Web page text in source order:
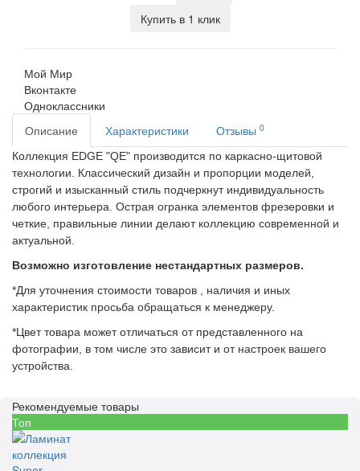
Купить в 1 клик
Мой Мир
Вконтакте
Одноклассники
Описание
Характеристики Отзывы 0
Коллекция EDGE "QE" производится по каркасно-щитовой
технологии. Классический дизайн и пропорции моделей,
строгий и изысканный стиль подчеркнут индивидуальность
любого интерьера. Острая огранка элементов фрезеровки и
четкие, правильные линии делают коллекцию современной и
актуальной.
Возможно изготовление нестандартных размеров.
*Для уточнения стоимости товаров , наличия и иных
характеристик просьба обращаться к менеджеру.
*Цвет товара может отличаться от представленного на
фотографии, в том числе это зависит и от настроек вашего
устройства.
Рекомендуемые товары
Топ